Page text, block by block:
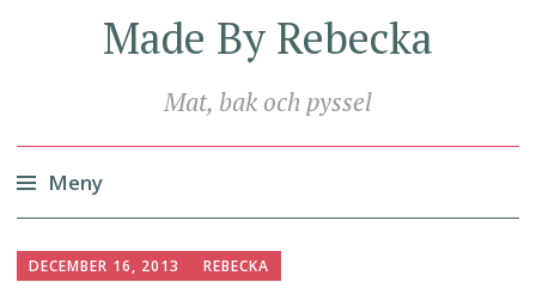
Made By Rebecka
Mat, bak och pyssel
Meny
till
DECEMBER 16, 2013 REBECKA